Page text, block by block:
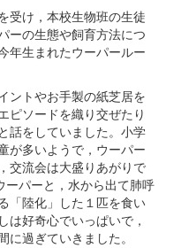
受け，本校生物班の生徒
ーの生態や飼育方法につ
年生まれたウーパールー
ントやお手製の紙芝居を
ピソードを織り交ぜたり
話をしていました。小学
が多いようで，ウーパー
交流会は大盛りあがりで
ーパーと，水から出て肺呼
「陸化」した１匹を食い
は好奇心でいっぱいで，
過ぎていきました。